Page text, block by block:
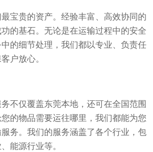
宝贵的资产。经验丰富、高效协同的
的基石。无论是在运输过程中的安全
的细节处理，我们都以专业、负责任
户放心。
不仅覆盖东莞本地，还可在全国范围
的物品需要运往哪里，我们都能为您
务。我们的服务涵盖了各个行业，包
能源行业等。